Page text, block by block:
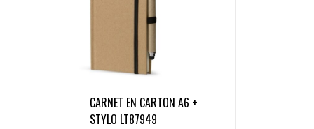
CARNET EN CARTON A6 +
STYLO LT87949